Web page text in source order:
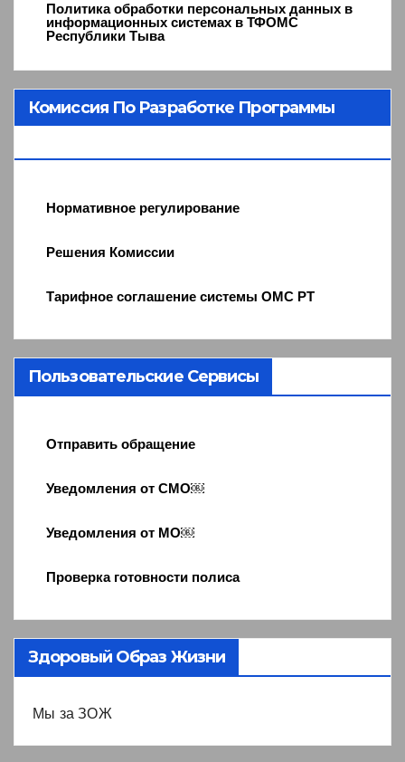
Политика обработки персональных данных в
информационных системах в ТФОМС
Республики Тыва
Комиссия По Разработке Программы
Нормативное регулирование
Решения Комиссии
Тарифное соглашение системы ОМС РТ
Пользовательские Сервисы
Отправить обращение
Уведомления от СМО￼
Уведомления от МО￼
Проверка готовности полиса
Здоровый Образ Жизни
Мы за ЗОЖ